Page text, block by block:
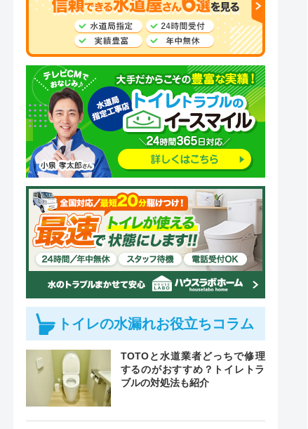
トイレの水漏れお役立ちコラム
TOTOと水道業者どっちで修理
するのがおすすめ？トイレトラ
ブルの対処法も紹介